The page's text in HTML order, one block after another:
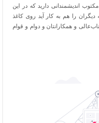
اندیشمندانی دارید که در این
را هم به کار آید روی کاغذ
و همکارانتان و دوام و قوام